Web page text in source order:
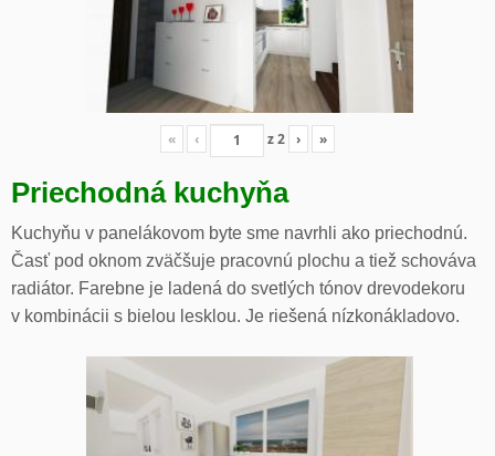
« ‹ z2 › »
Priechodná kuchyňa
Kuchyňu v panelákovom byte sme navrhli ako priechodnú.
Časť pod oknom zväčšuje pracovnú plochu a tiež schováva
radiátor. Farebne je ladená do svetlých tónov drevodekoru
v kombinácii s bielou lesklou. Je riešená nízkonákladovo.